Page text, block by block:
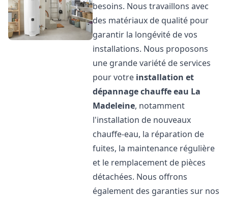
besoins. Nous travaillons avec
des matériaux de qualité pour
garantir la longévité de vos
installations. Nous proposons
une grande variété de services
pour votre installation et
dépannage chauffe eau La
Madeleine, notamment
l'installation de nouveaux
chauffe-eau, la réparation de
fuites, la maintenance régulière
et le remplacement de pièces
détachées. Nous offrons
également des garanties sur nos